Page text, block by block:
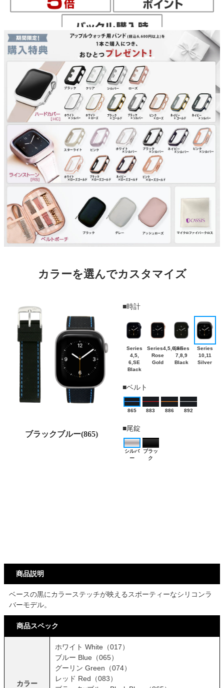
商品説明
ベースの黒にカラーステッチが映えるスポーティーなシリコンラ
バーモデル。
商品スペック
カラー
ホワイト White（017）
ブルー Blue（065）
グーリン Green（074）
レッド Red（083）